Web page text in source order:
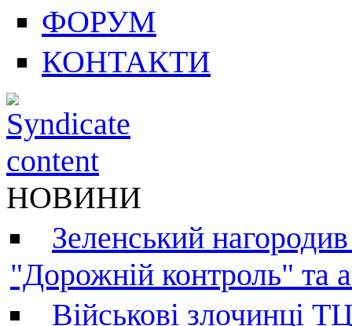
ФОРУМ
КОНТАКТИ
НОВИНИ
Зеленський
"Дорожній контроль" та
Військові злочинці